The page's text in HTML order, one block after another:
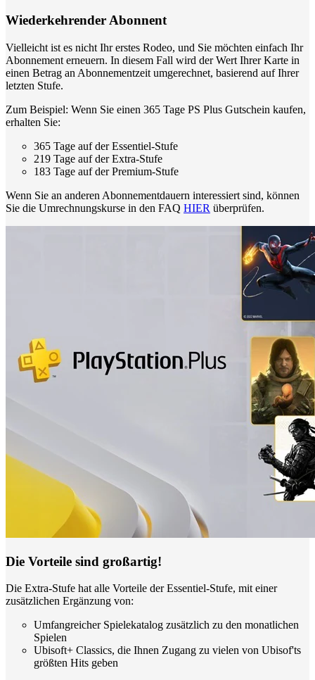
Wiederkehrender Abonnent
Vielleicht ist es nicht Ihr erstes Rodeo, und Sie möchten einfach Ihr
Abonnement erneuern. In diesem Fall wird der Wert Ihrer Karte in
einen Betrag an Abonnementzeit umgerechnet, basierend auf Ihrer
letzten Stufe.
Zum Beispiel: Wenn Sie einen 365 Tage PS Plus Gutschein kaufen,
erhalten Sie:
365 Tage auf der Essentiel-Stufe
219 Tage auf der Extra-Stufe
183 Tage auf der Premium-Stufe
Wenn Sie an anderen Abonnementdauern interessiert sind, können
Sie die Umrechnungskurse in den FAQ HIER überprüfen.
Die Vorteile sind großartig!
Die Extra-Stufe hat alle Vorteile der Essentiel-Stufe, mit einer
zusätzlichen Ergänzung von:
Umfangreicher Spielekatalog zusätzlich zu den monatlichen
Spielen
Ubisoft+ Classics, die Ihnen Zugang zu vielen von Ubisof'ts
größten Hits geben